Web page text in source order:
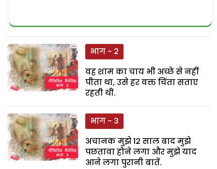
भाग - 2
वह शाम का चाय भी अच्छे से नहीं
पीता था, उसे हर वक्त चिंता सताए
रहती थी.
भाग - 3
अचानक मुझे 12 साल बाद मुझे
पछतावा होने लगा और मुझे याद
आने लगा पुरानी बातें.